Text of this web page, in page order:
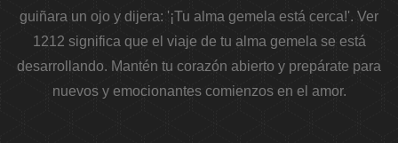
guiñara un ojo y dijera: '¡Tu alma gemela está cerca!'. Ver
1212 significa que el viaje de tu alma gemela se está
desarrollando. Mantén tu corazón abierto y prepárate para
nuevos y emocionantes comienzos en el amor.